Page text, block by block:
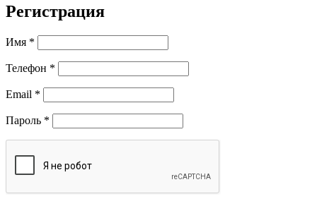
Регистрация
Имя *
Телефон *
Email *
Пароль *